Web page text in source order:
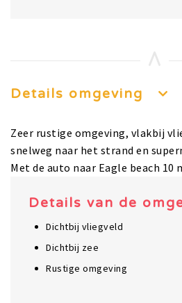
Details omgeving
Zeer rustige omgeving, vlakbij
snelweg naar het strand en
Met de auto naar Eagle beach 10
Details van de
Dichtbij vliegveld
Dichtbij zee
Rustige omgeving